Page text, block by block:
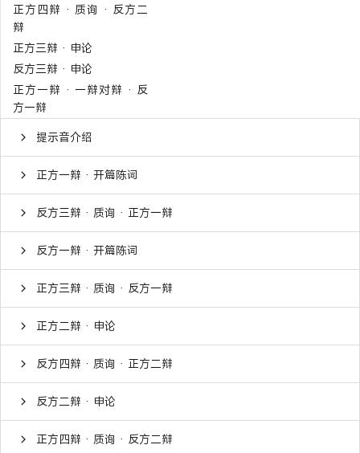
正方四辩 · 质询 · 反方二
辩
正方三辩 · 申论
反方三辩 · 申论
正方一辩 · 一辩对辩 · 反
方一辩
提示音介绍
正方一辩 · 开篇陈词
反方三辩 · 质询 · 正方一辩
反方一辩 · 开篇陈词
正方三辩 · 质询 · 反方一辩
正方二辩 · 申论
反方四辩 · 质询 · 正方二辩
反方二辩 · 申论
正方四辩 · 质询 · 反方二辩